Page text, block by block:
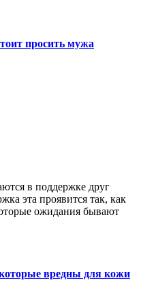
просить мужа
эта проявится так, как
ожидания бывают
которые вредны для кожи